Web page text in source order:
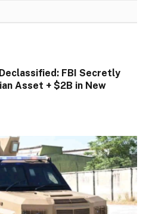
FBI Secretly
Asset + $2B in New